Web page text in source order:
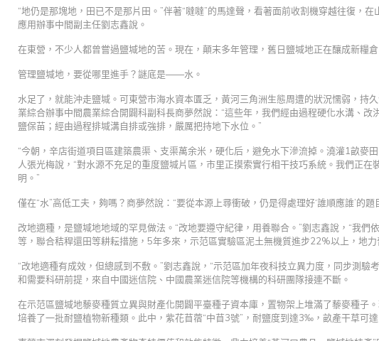
“地仍是那塊地，田已不是那片田。”伴著“噠噠”的馬達聲，看著面前收割機穿越往復，
應用辦事中間副主任劉志鑫說。
在東營，不少人都曾嘗過鹽堿地的苦。現在，顛末多年管理，舊日鹽堿地正在釀成新糧倉
管理鹽堿地，要從哪里進手？謎底是——水。
水足了，就能沖走鹽堿。可東營市海水資本匱乏，黃河三角洲生態周遭的狀況懦弱，持
業綜合辦事中間農業綜合開闢科副科長商夢然說：“這些年，我們經由過程硬化水溝、
鹽保苗；經由過程排堿溝自排或強排，嚴厲把持地下水位。”
“今朝，辛店街道項目區建築農渠、支渠萬余米，硬化后，避免水下滲流掉。澆灌1畝麥
人張光梅說，“對水源不充足的重度鹽堿片區，市里正摸索實行相干技巧系統。我們正
明。”
僅在“水”高低工夫，夠嗎？商夢然說：“要從本源上尋衝破，仍是得處理好‘誰順應誰’的題
改地適種，是鹽堿地地域的罕見做法。“改地要遵守紀律，用養聯合。”劉志鑫說，“我
等，聯合秸稈還田等耕耘措施，5年多來，示范區實驗區泥土無機質進步22%以上，地力
“改地適種有成效，但總感到不敷。”劉志鑫說，“示范區加年夜科技立異力度，同步測驗
和需要科研前提，來自中國迷信院、中國農業迷信院等機構的科研團隊接連不斷。
在示范區鹽堿地藜麥種質立異與財產化開闢平臺種子資本庫，置物架上堆滿了藜麥種子
培養了一批耐鹽植物新種類。此中，紫花苜蓿“中苜3號”，耐鹽度到達3‰，畝產干草可達